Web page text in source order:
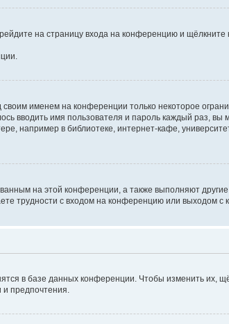
на страницу входа на конференцию и щёлкните
своим именем на конференции только некоторое
вводить имя пользователя и пароль каждый раз,
например в библиотеке, интернет-кафе,
на этой конференции, а также выполняют
трудности с входом на конференцию или выходом
в базе данных конференции. Чтобы изменить их,
и предпочтения.